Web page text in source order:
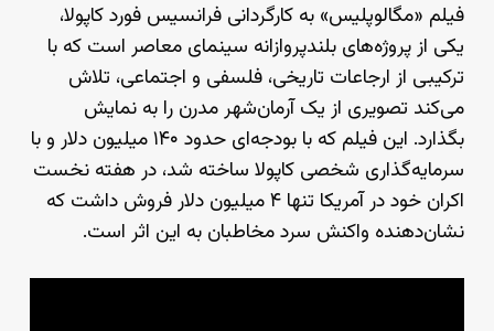
فیلم «مگالوپلیس» به کارگردانی فرانسیس فورد کاپولا،
یکی از پروژه‌های بلندپروازانه سینمای معاصر است که با
ترکیبی از ارجاعات تاریخی، فلسفی و اجتماعی، تلاش
می‌کند تصویری از یک آرمان‌شهر مدرن را به نمایش
بگذارد. این فیلم که با بودجه‌ای حدود ۱۴۰ میلیون دلار و با
سرمایه‌گذاری شخصی کاپولا ساخته شد، در هفته نخست
اکران خود در آمریکا تنها ۴ میلیون دلار فروش داشت که
نشان‌دهنده واکنش سرد مخاطبان به این اثر است.